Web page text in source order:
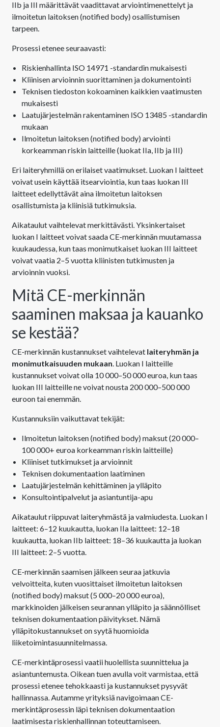
IIb ja III määrittävät vaadittavat arviointimenettelyt ja
ilmoitetun laitoksen (notified body) osallistumisen
tarpeen.
Prosessi etenee seuraavasti:
Riskienhallinta ISO 14971 -standardin mukaisesti
Kliinisen arvioinnin suorittaminen ja dokumentointi
Teknisen tiedoston kokoaminen kaikkien vaatimusten
mukaisesti
Laatujärjestelmän rakentaminen ISO 13485 -standardin
mukaan
Ilmoitetun laitoksen (notified body) arviointi
korkeamman riskin laitteille (luokat IIa, IIb ja III)
Eri laiteryhmillä on erilaiset vaatimukset. Luokan I laitteet
voivat usein käyttää itsearviointia, kun taas luokan III
laitteet edellyttävät aina ilmoitetun laitoksen
osallistumista ja kliinisiä tutkimuksia.
Aikataulut vaihtelevat merkittävästi. Yksinkertaiset
luokan I laitteet voivat saada CE-merkinnän muutamassa
kuukaudessa, kun taas monimutkaiset luokan III laitteet
voivat vaatia 2–5 vuotta kliinisten tutkimusten ja
arvioinnin vuoksi.
Mitä CE-merkinnän
saaminen maksaa ja kauanko
se kestää?
CE-merkinnän kustannukset vaihtelevat laiteryhmän ja
monimutkaisuuden mukaan. Luokan I laitteille
kustannukset voivat olla 10 000–50 000 euroa, kun taas
luokan III laitteille ne voivat nousta 200 000–500 000
euroon tai enemmän.
Kustannuksiin vaikuttavat tekijät:
Ilmoitetun laitoksen (notified body) maksut (20 000–
100 000+ euroa korkeamman riskin laitteille)
Kliiniset tutkimukset ja arvioinnit
Teknisen dokumentaation laatiminen
Laatujärjestelmän kehittäminen ja ylläpito
Konsultointipalvelut ja asiantuntija-apu
Aikataulut riippuvat laiteryhmästä ja valmiudesta. Luokan I
laitteet: 6–12 kuukautta, luokan IIa laitteet: 12–18
kuukautta, luokan IIb laitteet: 18–36 kuukautta ja luokan
III laitteet: 2–5 vuotta.
CE-merkinnän saamisen jälkeen seuraa jatkuvia
velvoitteita, kuten vuosittaiset ilmoitetun laitoksen
(notified body) maksut (5 000–20 000 euroa),
markkinoiden jälkeisen seurannan ylläpito ja säännölliset
teknisen dokumentaation päivitykset. Nämä
ylläpitokustannukset on syytä huomioida
liiketoimintasuunnitelmassa.
CE-merkintäprosessi vaatii huolellista suunnittelua ja
asiantuntemusta. Oikean tuen avulla voit varmistaa, että
prosessi etenee tehokkaasti ja kustannukset pysyvät
hallinnassa. Autamme yrityksiä navigoimaan CE-
merkintäprosessin läpi teknisen dokumentaation
laatimisesta riskienhallinnan toteuttamiseen.